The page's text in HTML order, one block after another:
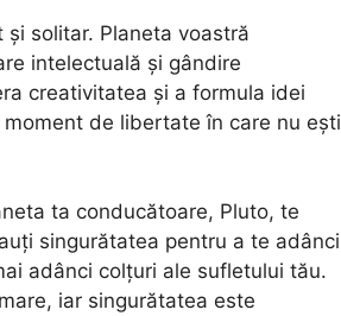
solitar. Planeta voastră
intelectuală și gândire
creativitatea și a formula idei
de libertate în care nu ești
ta conducătoare, Pluto, te
singurătatea pentru a te adânci
adânci colțuri ale sufletului tău.
iar singurătatea este